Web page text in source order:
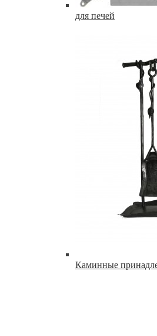
для печей
Каминные